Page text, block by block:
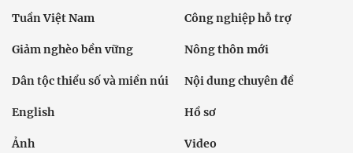
Tuần Việt Nam Công nghiệp hỗ trợ
Giảm nghèo bền vững Nông thôn mới
Dân tộc thiểu số và miền núi Nội dung chuyên đề
English Hồ sơ
Ảnh Video